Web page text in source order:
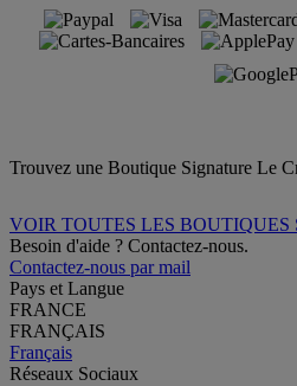
Trouvez une Boutique Signature Le
VOIR TOUTES LES BOUTIQUES
Besoin d'aide ? Contactez-nous.
Contactez-nous par mail
Pays et Langue
FRANCE
FRANÇAIS
Français
Réseaux Sociaux